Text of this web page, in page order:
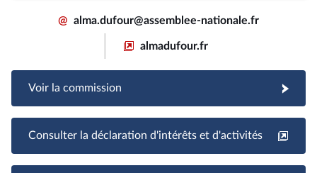
@ alma.dufour@assemblee-nationale.fr
almadufour.fr
Voir la commission
Consulter la déclaration d'intérêts et d'activités